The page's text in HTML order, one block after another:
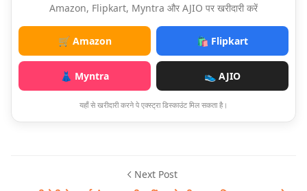
Amazon, Flipkart, Myntra और AJIO पर खरीदारी करें
🛒 Amazon 🛍️ Flipkart
👗 Myntra 👟 AJIO
यहाँ से खरीदारी करने पे एक्स्ट्रा डिस्काउंट मिल सकता है।
Next Post